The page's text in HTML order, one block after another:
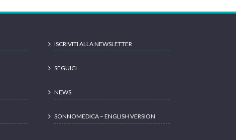
ISCRIVITI ALLA NEWSLETTER
SEGUICI
NEWS
SONNOMEDICA – ENGLISH VERSION